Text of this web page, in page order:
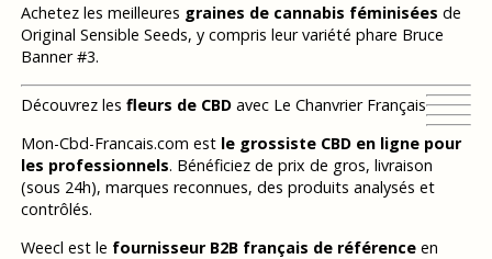
Achetez les meilleures graines de cannabis féminisées de
Original Sensible Seeds, y compris leur variété phare Bruce
Banner #3.
Découvrez les fleurs de CBDavec Le Chanvrier Français
Mon-Cbd-Francais.com est le grossiste CBD en ligne pour
les professionnels. Bénéficiez de prix de gros, livraison
(sous 24h), marques reconnues, des produits analysés et
contrôlés.
Weecl est le fournisseur B2B français de référenceen